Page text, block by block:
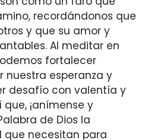
recordándonos que
y que su amor y
Al meditar en
fortalecer
nuestra esperanza y
desafío con valentía y
¡anímense y
de Dios la
que necesitan para